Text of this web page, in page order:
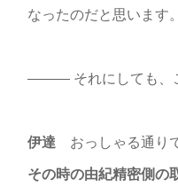
なったのだと思います。
――― それにしても、
伊達おっしゃる通りで
その時の由紀精密側の